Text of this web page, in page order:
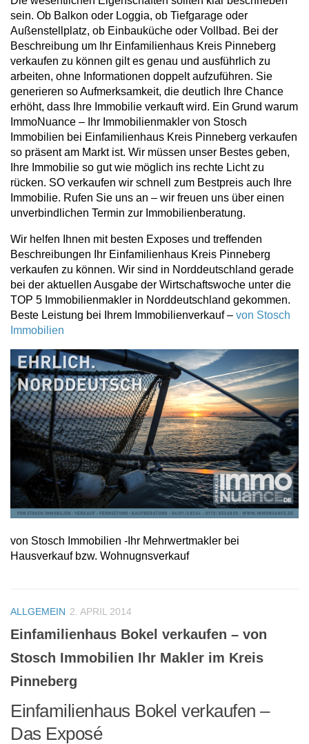
sein. Ob Balkon oder Loggia, ob Tiefgarage oder
Außenstellplatz, ob Einbauküche oder Vollbad. Bei der
Beschreibung um Ihr Einfamilienhaus Kreis Pinneberg
verkaufen zu können gilt es genau und ausführlich zu
arbeiten, ohne Informationen doppelt aufzuführen. Sie
generieren so Aufmerksamkeit, die deutlich Ihre Chance
erhöht, dass Ihre Immobilie verkauft wird. Ein Grund warum
ImmoNuance – Ihr Immobilienmakler von Stosch
Immobilien bei Einfamilienhaus Kreis Pinneberg verkaufen
so präsent am Markt ist. Wir müssen unser Bestes geben,
Ihre Immobilie so gut wie möglich ins rechte Licht zu
rücken. SO verkaufen wir schnell zum Bestpreis auch Ihre
Immobilie. Rufen Sie uns an – wir freuen uns über einen
unverbindlichen Termin zur Immobilienberatung.
Wir helfen Ihnen mit besten Exposes und treffenden
Beschreibungen Ihr Einfamilienhaus Kreis Pinneberg
verkaufen zu können. Wir sind in Norddeutschland gerade
bei der aktuellen Ausgabe der Wirtschaftswoche unter die
TOP 5 Immobilienmakler in Norddeutschland gekommen.
Beste Leistung bei Ihrem Immobilienverkauf – von Stosch
Immobilien
von Stosch Immobilien -Ihr Mehrwertmakler bei
Hausverkauf bzw. Wohnugnsverkauf
ALLGEMEIN 2. APRIL 2014
Einfamilienhaus Bokel verkaufen – von
Stosch Immobilien Ihr Makler im Kreis
Pinneberg
Einfamilienhaus Bokel verkaufen –
Das Exposé